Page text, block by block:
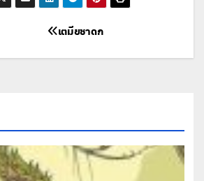
เตมียชาดก